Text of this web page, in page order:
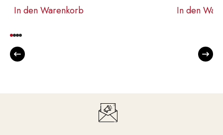
In den Warenkorb In den